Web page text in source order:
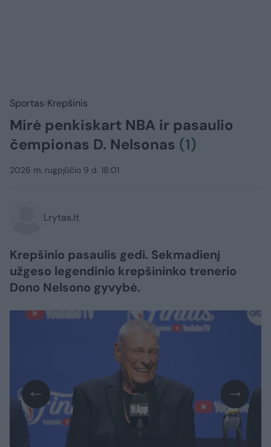
Sportas Krepšinis
Mirė penkiskart NBA ir pasaulio
čempionas D. Nelsonas (1)
2026 m. rugpjūčio 9 d. 18:01
Lrytas.lt
Krepšinio pasaulis gedi. Sekmadienį
užgeso legendinio krepšininko trenerio
Dono Nelsono gyvybė.